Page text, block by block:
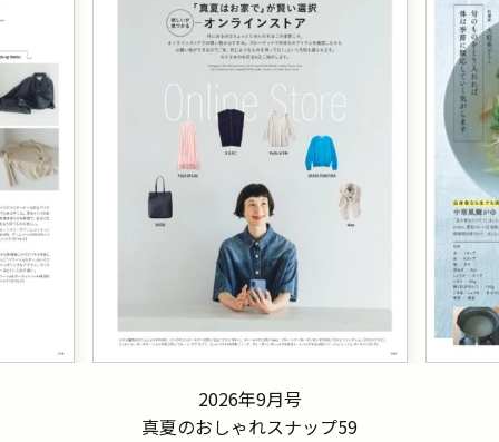
2026年9月号
真夏のおしゃれスナップ59